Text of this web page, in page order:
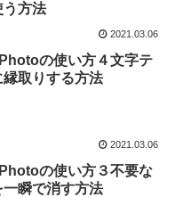
う方法
2021.03.06
の使い方４文字テ
縁取りする方法
2021.03.06
の使い方３不要な
一瞬で消す方法